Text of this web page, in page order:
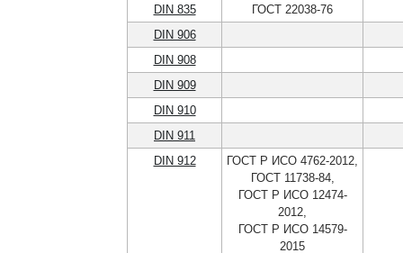
DIN 835
ГОСТ 22038-76
DIN 906
DIN 908
DIN 909
DIN 910
DIN 911
DIN 912
ГОСТ Р ИСО 4762-2012,
ГОСТ 11738-84,
ГОСТ Р ИСО 12474-
2012,
ГОСТ Р ИСО 14579-
2015